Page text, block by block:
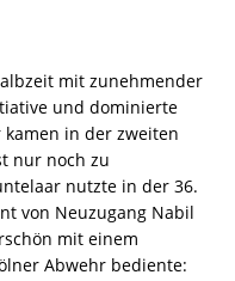
mit zunehmender
und dominierte
in der zweiten
nur noch zu
nutzte in der 36.
von Neuzugang Nabil
mit einem
Abwehr bediente: